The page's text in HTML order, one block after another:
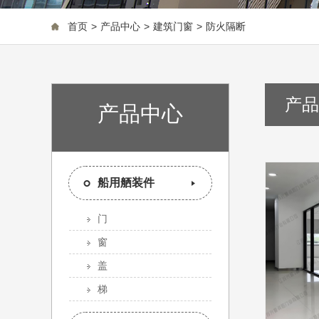
首页 > 产品中心 > 建筑门窗 > 防火隔断
产品中心
船用舾装件
门
窗
盖
梯
产